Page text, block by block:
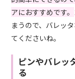
アにおすすめです。
まうので、バレッ
てくださいね。
ピンやバレッ
る